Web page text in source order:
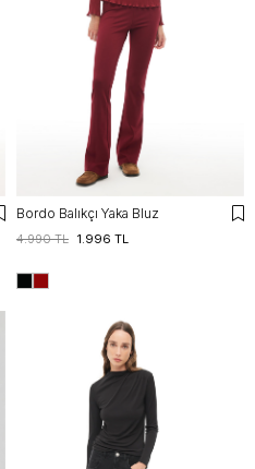
Bordo Balıkçı Yaka Bluz
1.996 TL
4.990 TL